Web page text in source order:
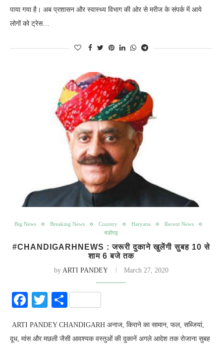
पाया गया है। अब प्रशासन और स्वास्थ्य विभाग की ओर से मरीज के संपर्क में आये
लोगों को ट्रेस…
Big News Breaking News Country Haryana
Recent News
चंडीगढ़
#CHANDIGARHNEWS : जरूरी दुकाने खुलेंगी सुबह 10 से
शाम 6 बजे तक
by ARTI PANDEY March 27, 2020
Facebook
Twitter
Share
ARTI PANDEY CHANDIGARH अनाज, किराने का सामान, फल, सब्जियां,
दूध, मांस और मछली जैसी आवश्यक वस्तुओं की दुकानें अगले आदेश तक रोजाना सुबह